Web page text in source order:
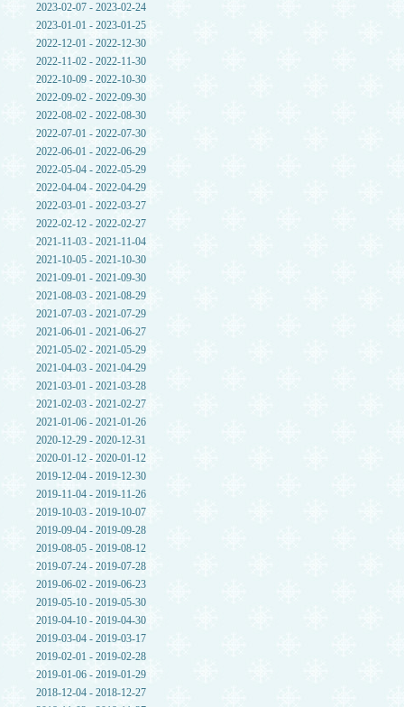
2023-02-07 - 2023-02-24
2023-01-01 - 2023-01-25
2022-12-01 - 2022-12-30
2022-11-02 - 2022-11-30
2022-10-09 - 2022-10-30
2022-09-02 - 2022-09-30
2022-08-02 - 2022-08-30
2022-07-01 - 2022-07-30
2022-06-01 - 2022-06-29
2022-05-04 - 2022-05-29
2022-04-04 - 2022-04-29
2022-03-01 - 2022-03-27
2022-02-12 - 2022-02-27
2021-11-03 - 2021-11-04
2021-10-05 - 2021-10-30
2021-09-01 - 2021-09-30
2021-08-03 - 2021-08-29
2021-07-03 - 2021-07-29
2021-06-01 - 2021-06-27
2021-05-02 - 2021-05-29
2021-04-03 - 2021-04-29
2021-03-01 - 2021-03-28
2021-02-03 - 2021-02-27
2021-01-06 - 2021-01-26
2020-12-29 - 2020-12-31
2020-01-12 - 2020-01-12
2019-12-04 - 2019-12-30
2019-11-04 - 2019-11-26
2019-10-03 - 2019-10-07
2019-09-04 - 2019-09-28
2019-08-05 - 2019-08-12
2019-07-24 - 2019-07-28
2019-06-02 - 2019-06-23
2019-05-10 - 2019-05-30
2019-04-10 - 2019-04-30
2019-03-04 - 2019-03-17
2019-02-01 - 2019-02-28
2019-01-06 - 2019-01-29
2018-12-04 - 2018-12-27